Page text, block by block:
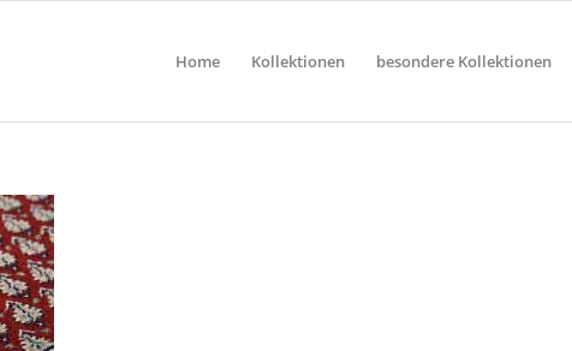
Home Kollektionen besondere Kollektionen